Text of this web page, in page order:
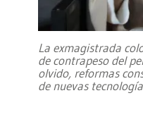
La exmagistrada
de contrapeso del
olvido, reformas
de nuevas